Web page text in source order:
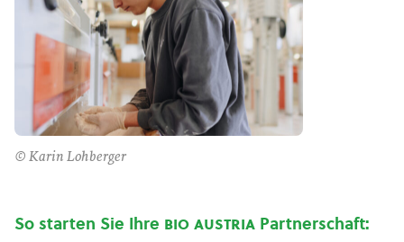
© Karin Lohberger
So starten Sie Ihre bio austria Partnerschaft: